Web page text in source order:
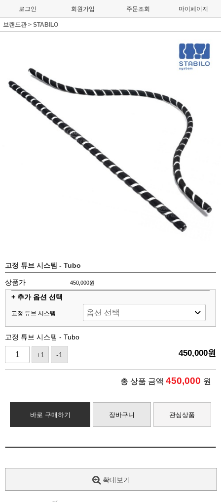
로그인 회원가입 주문조회 마이페이지
브랜드관> STABILO
고정 튜브 시스템 - Tubo
상품가 450,000원
+ 추가 옵션 선택
고정 튜브 시스템
고정 튜브 시스템 - Tubo
+1 -1 450,000원
총 상품 금액 450,000 원
바로 구매하기 장바구니 관심상품
확대보기